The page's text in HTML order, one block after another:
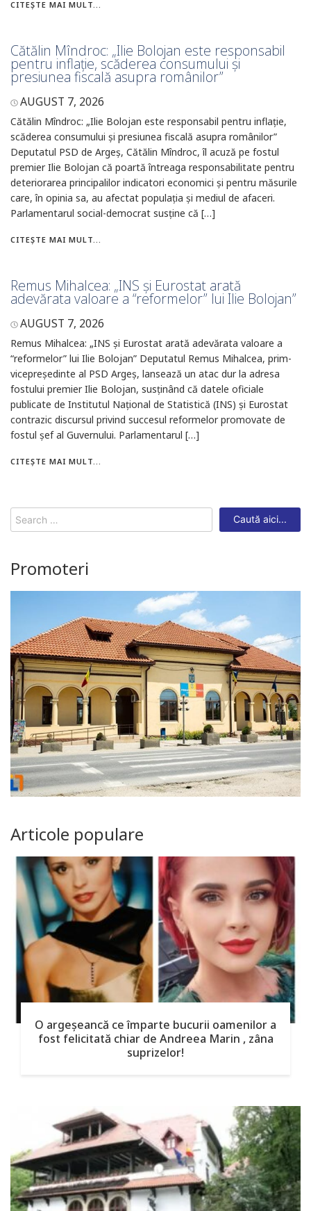
CITEȘTE MAI MULT...
Cătălin Mîndroc: „Ilie Bolojan este responsabil
pentru inflație, scăderea consumului și
presiunea fiscală asupra românilor”
AUGUST 7, 2026
Cătălin Mîndroc: „Ilie Bolojan este responsabil pentru inflație,
scăderea consumului și presiunea fiscală asupra românilor”
Deputatul PSD de Argeș, Cătălin Mîndroc, îl acuză pe fostul
premier Ilie Bolojan că poartă întreaga responsabilitate pentru
deteriorarea principalilor indicatori economici și pentru măsurile
care, în opinia sa, au afectat populația și mediul de afaceri.
Parlamentarul social-democrat susține că […]
CITEȘTE MAI MULT...
Remus Mihalcea: „INS și Eurostat arată
adevărata valoare a “reformelor” lui Ilie Bolojan”
AUGUST 7, 2026
Remus Mihalcea: „INS și Eurostat arată adevărata valoare a
“reformelor” lui Ilie Bolojan” Deputatul Remus Mihalcea, prim-
vicepreședinte al PSD Argeș, lansează un atac dur la adresa
fostului premier Ilie Bolojan, susținând că datele oficiale
publicate de Institutul Național de Statistică (INS) și Eurostat
contrazic discursul privind succesul reformelor promovate de
fostul șef al Guvernului. Parlamentarul […]
CITEȘTE MAI MULT...
Search
for:
Promoteri
Articole populare
O argeşeancă ce împarte bucurii oamenilor a
fost felicitată chiar de Andreea Marin , zâna
suprizelor!